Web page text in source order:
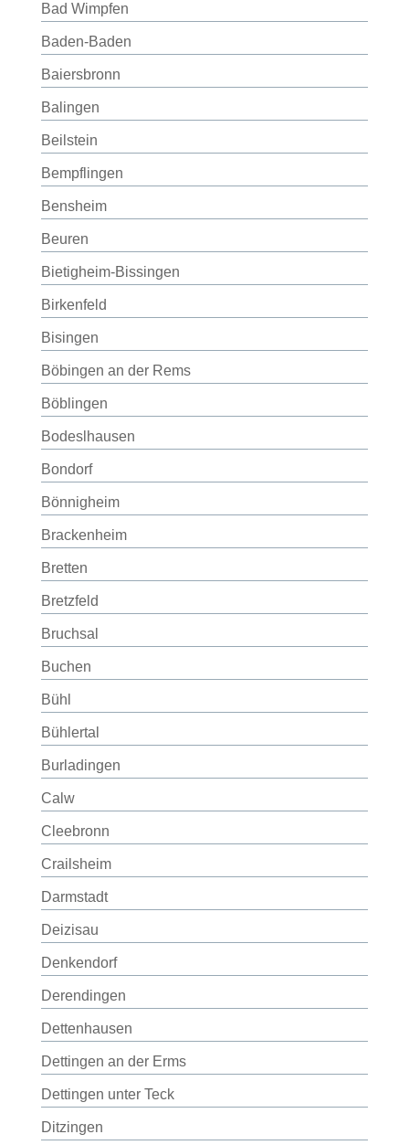
Bad Wimpfen
Baden-Baden
Baiersbronn
Balingen
Beilstein
Bempflingen
Bensheim
Beuren
Bietigheim-Bissingen
Birkenfeld
Bisingen
Böbingen an der Rems
Böblingen
Bodeslhausen
Bondorf
Bönnigheim
Brackenheim
Bretten
Bretzfeld
Bruchsal
Buchen
Bühl
Bühlertal
Burladingen
Calw
Cleebronn
Crailsheim
Darmstadt
Deizisau
Denkendorf
Derendingen
Dettenhausen
Dettingen an der Erms
Dettingen unter Teck
Ditzingen